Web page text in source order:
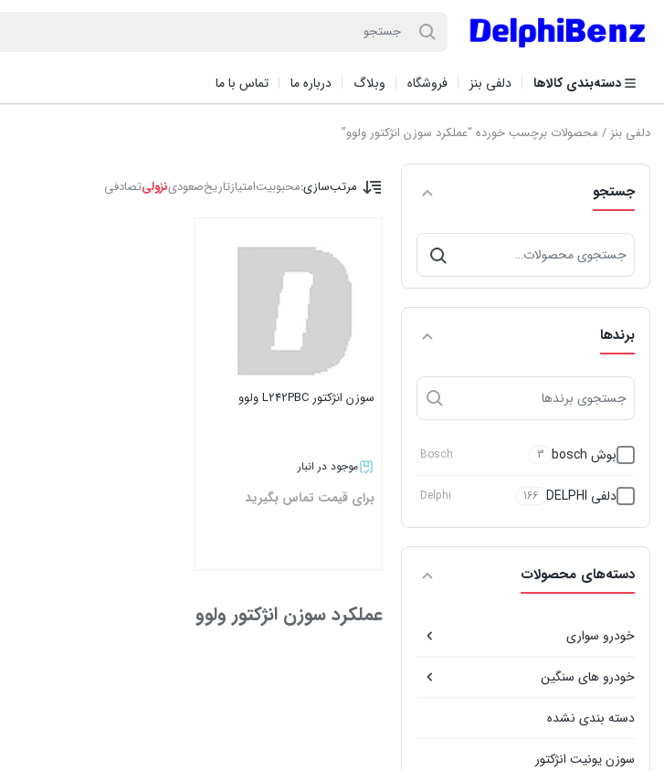
دسته‌بندی کالاها دلفی بنز فروشگاه وبلاگ درباره ما تماس با ما
دلفی بنز/ محصولات برچسب خورده “عملکرد سوزن انژکتور ولوو”
جستجو
برای:
برندها
بوش bosch 3
Bosch
دلفی DELPHI 166
Delphi
دسته‌های محصولات
خودرو سواری
خودرو های سنگین
دسته بندی نشده
سوزن یونیت انژکتور
مرتب‌سازی:محبوبیتامتیازتاریخصعودینزولیتصادفی
سوزن انژکتور L242PBC ولوو
موجود در انبار
برای قیمت تماس بگیرید
عملکرد سوزن انژکتور ولوو